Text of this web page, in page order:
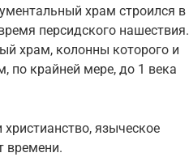
храм строился в
персидского нашествия.
храм, колонны которого и
по крайней мере, до 1 века
языческое
времени.